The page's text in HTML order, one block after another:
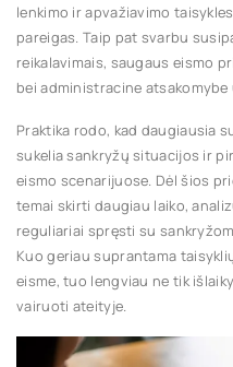
lenkimo ir apvažiavimo
pareigas. Taip pat svarbu
reikalavimais, saugaus eismo
bei administracine atsakomybe
Praktika rodo, kad daugiausia
sukelia sankryžų situacijos ir
eismo scenarijuose. Dėl šios
temai skirti daugiau laiko,
reguliariai spręsti su
Kuo geriau suprantama
eisme, tuo lengviau ne tik
vairuoti ateityje.